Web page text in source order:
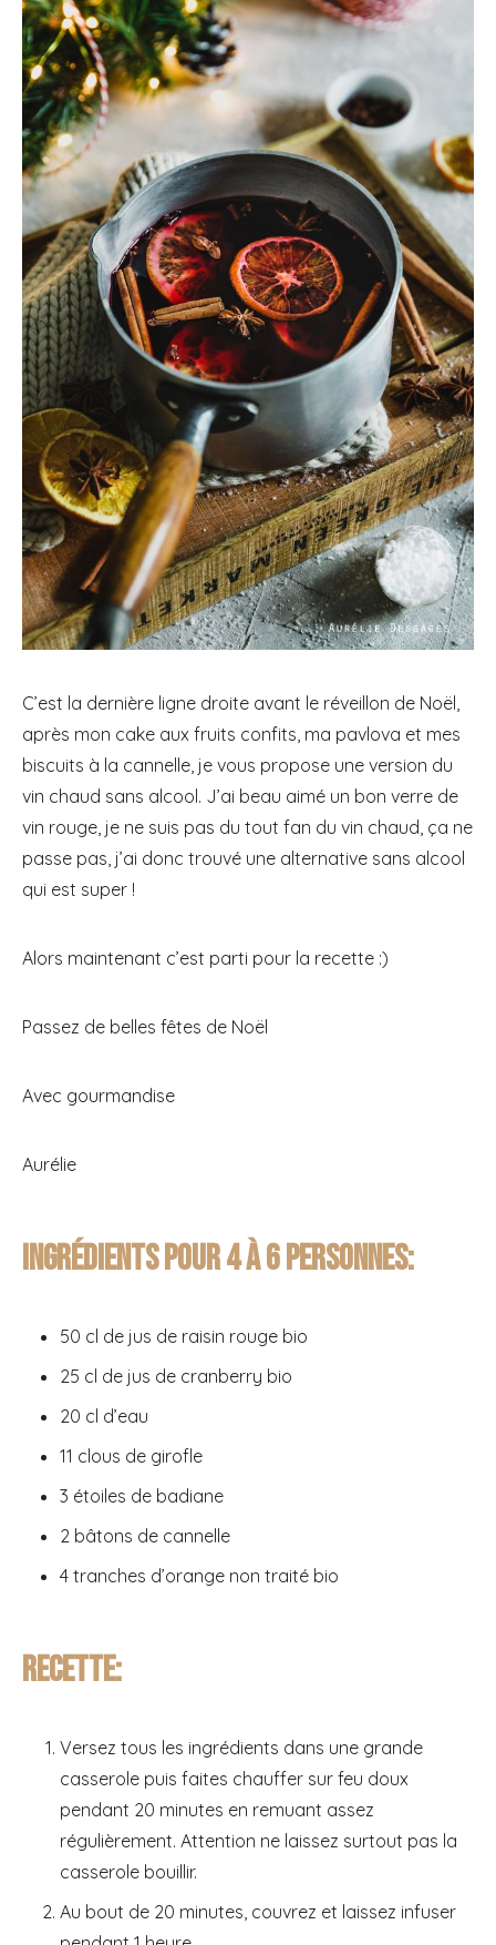
C’est la dernière ligne droite avant le réveillon de Noël,
après mon cake aux fruits confits, ma pavlova et mes
biscuits à la cannelle, je vous propose une version du
vin chaud sans alcool. J’ai beau aimé un bon verre de
vin rouge, je ne suis pas du tout fan du vin chaud, ça ne
passe pas, j’ai donc trouvé une alternative sans alcool
qui est super !
Alors maintenant c’est parti pour la recette :)
Passez de belles fêtes de Noël
Avec gourmandise
Aurélie
Ingrédients pour 4 à 6 personnes:
50 cl de jus de raisin rouge bio
25 cl de jus de cranberry bio
20 cl d’eau
11 clous de girofle
3 étoiles de badiane
2 bâtons de cannelle
4 tranches d’orange non traité bio
Recette:
Versez tous les ingrédients dans une grande
casserole puis faites chauffer sur feu doux
pendant 20 minutes en remuant assez
régulièrement. Attention ne laissez surtout pas la
casserole bouillir.
Au bout de 20 minutes, couvrez et laissez infuser